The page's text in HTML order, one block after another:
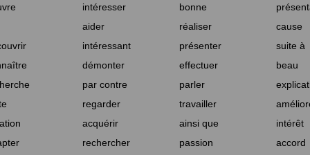
intéresser bonne
aider réaliser
cause
intéressant présenter
suite à
démonter effectuer
beau
par contre parler
regarder travailler
acquérir ainsi que
intérêt
rechercher passion accord